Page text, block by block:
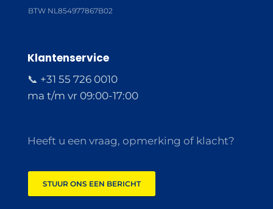
BTW NL854977867B02
Klantenservice
📞 +31 55 726 0010
ma t/m vr 09:00-17:00
Heeft u een vraag, opmerking of klacht?
STUUR ONS EEN BERICHT